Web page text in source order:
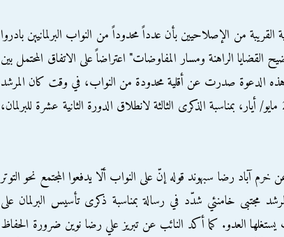
القريبة من الإصلاحيين بأن عدداً محدوداً من النواب البرلمانيين بادروا
القضايا الراهنة ومسار المفاوضات" اعتراضاً على الاتفاق المحتمل بين
هذه الدعوة صدرت عن أقلية محدودة من النواب، في وقت كان المرشد
الإيراني مجتبى خامنئي قد حدد، في 28 مايو/ أيار، بمناسبة الذكرى الثالثة لانطلاق الدورة الثانية عشرة للبرلمان،
آباد رضا سبهوند قوله إنّ على النواب ألّا يدفعوا المجتمع نحو التوتر
مجتبى خامنئي شدّد في رسالة بمناسبة ذكرى تأسيس البرلمان على
العدو. كما أكد النائب عن تبريز علي رضا نوين ضرورة الحفاظ